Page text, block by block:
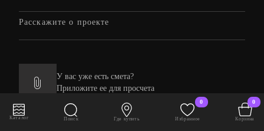
У вас уже есть смета?
Приложите ее для просчета
Каталог Поиск Где купить
0
Избранное
0
Корзина